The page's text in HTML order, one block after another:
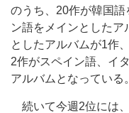
のうち、20作が韓国
ン語をメインとした
としたアルバムが1作
2作がスペイン語、イ
アルバムとなっている。
続いて今週2位には